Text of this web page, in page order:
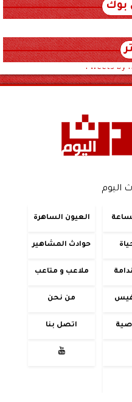
بوك
Tweets by
اليوم
العيون الساهرة
حوادث المشاهير
ملاعب و متاعب
من نحن
اتصل بنا
